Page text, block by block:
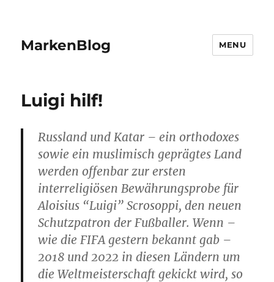
MarkenBlog MENU
Luigi hilf!
Russland und Katar – ein orthodoxes
sowie ein muslimisch geprägtes Land
werden offenbar zur ersten
interreligiösen Bewährungsprobe für
Aloisius “Luigi” Scrosoppi, den neuen
Schutzpatron der Fußballer. Wenn –
wie die FIFA gestern bekannt gab –
2018 und 2022 in diesen Ländern um
die Weltmeisterschaft gekickt wird, so